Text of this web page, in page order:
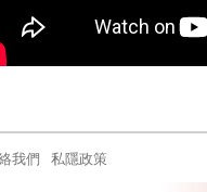
我們 私隱政策